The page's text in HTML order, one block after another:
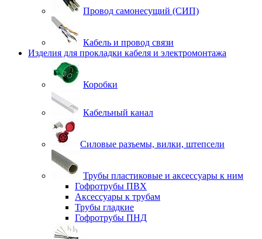
Провод самонесущий (СИП)
Кабель и провод связи
Изделия для прокладки кабеля и электромонтажа
Коробки
Кабельный канал
Силовые разъемы, вилки, штепсели
Трубы пластиковые и аксессуары к ним
Гофротрубы ПВХ
Аксессуары к трубам
Трубы гладкие
Гофротрубы ПНД